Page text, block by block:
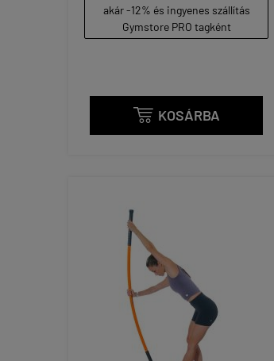
akár -12% és ingyenes szállítás
Gymstore PRO tagként
 KOSÁRBA